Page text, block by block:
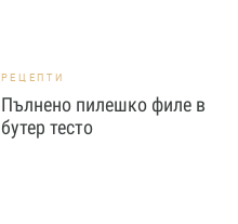
РЕЦЕПТИ
Пълнено пилешко филе в
бутер тесто